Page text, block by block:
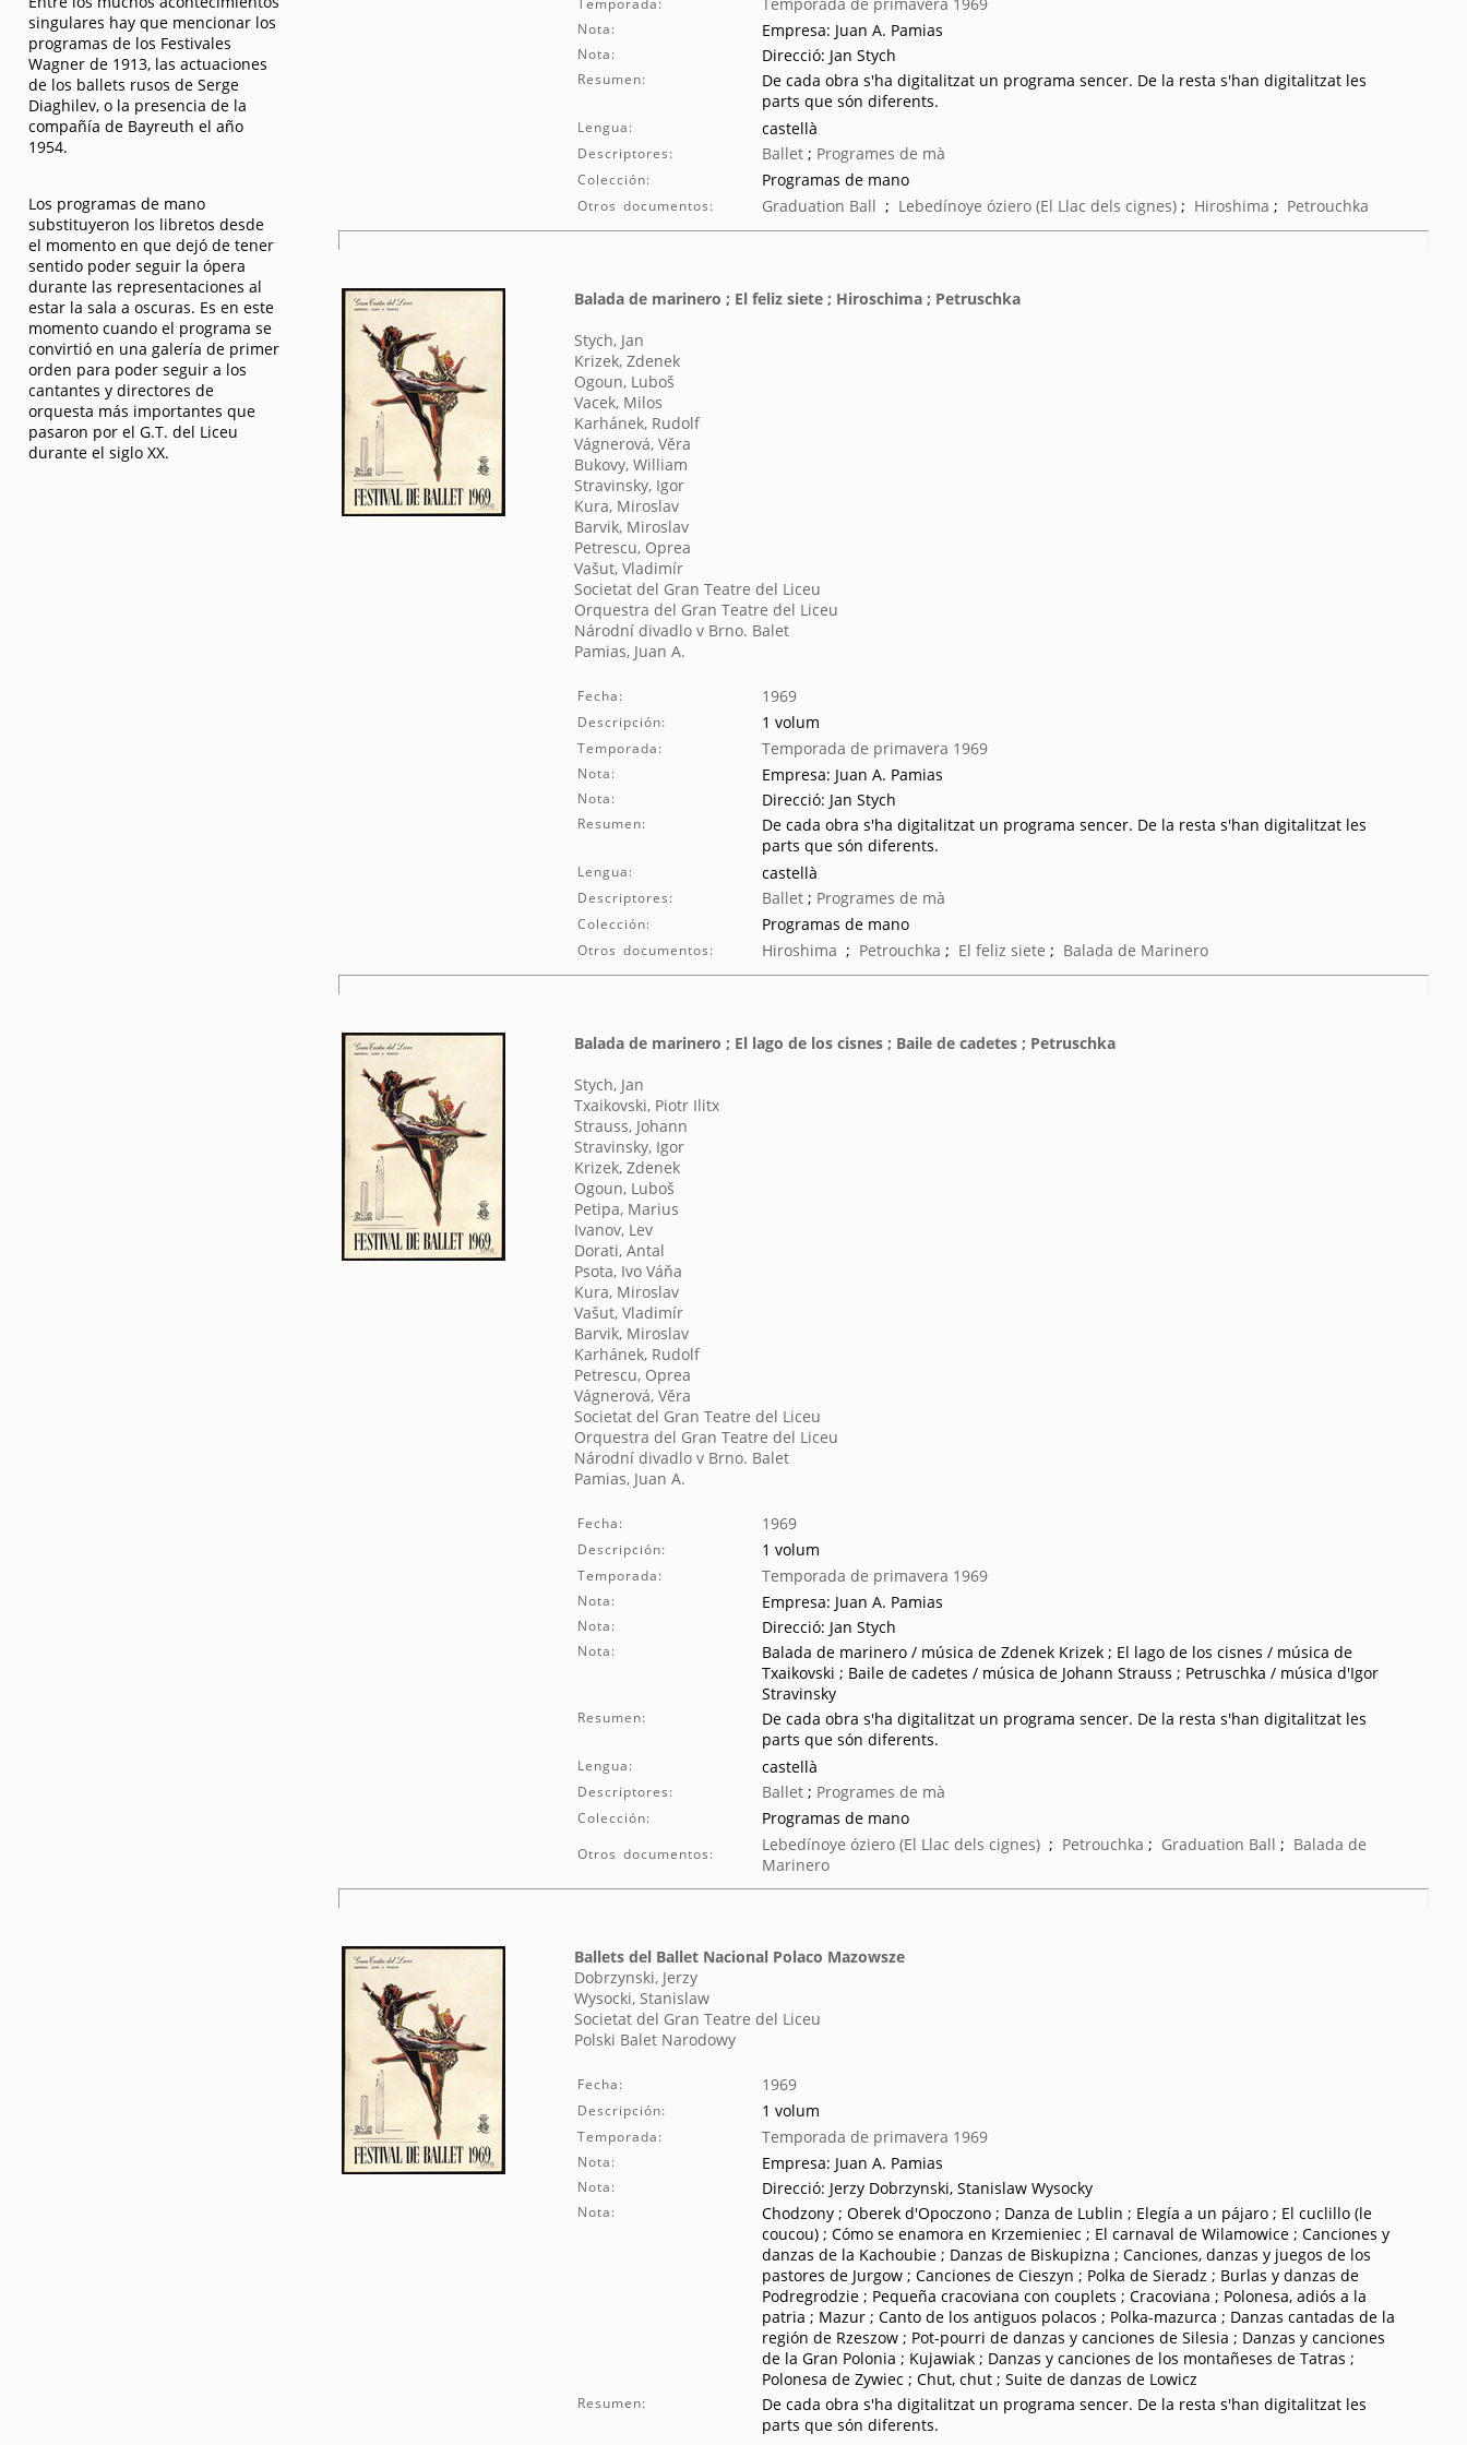
singulares hay que mencionar los
programas de los Festivales
Wagner de 1913, las actuaciones
de los ballets rusos de Serge
Diaghilev, o la presencia de la
compañía de Bayreuth el año
1954.
Los programas de mano
substituyeron los libretos desde
el momento en que dejó de tener
sentido poder seguir la ópera
durante las representaciones al
estar la sala a oscuras. Es en este
momento cuando el programa se
convirtió en una galería de primer
orden para poder seguir a los
cantantes y directores de
orquesta más importantes que
pasaron por el G.T. del Liceu
durante el siglo XX.
Temporada:
Nota: Empresa: Juan A. Pamias
Nota: Direcció: Jan Stych
Resumen:
De cada obra s'ha digitalitzat un programa sencer. De la resta s'han digitalitzat les
parts que són diferents.
Lengua: castellà
Descriptores: Ballet; Programes de mà
Colección: Programas de mano
Otros documentos: Graduation Ball ; Lebedínoye óziero (El Llac dels cignes); Hiroshima ; Petrouchka
Balada de marinero ; El feliz siete ; Hiroschima ; Petruschka
Stych, Jan
Krizek, Zdenek
Ogoun, Luboš
Vacek, Milos
Karhánek, Rudolf
Vágnerová, Věra
Bukovy, William
Stravinsky, Igor
Kura, Miroslav
Barvik, Miroslav
Petrescu, Oprea
Vašut, Vladimír
Societat del Gran Teatre del Liceu
Orquestra del Gran Teatre del Liceu
Národní divadlo v Brno. Balet
Pamias, Juan A.
Fecha: 1969
Descripción: 1 volum
Temporada: Temporada de primavera 1969
Nota: Empresa: Juan A. Pamias
Nota: Direcció: Jan Stych
Resumen:
De cada obra s'ha digitalitzat un programa sencer. De la resta s'han digitalitzat les
parts que són diferents.
Lengua: castellà
Descriptores: Ballet; Programes de mà
Colección: Programas de mano
Otros documentos: Hiroshima ; Petrouchka ; El feliz siete ; Balada de Marinero
Balada de marinero ; El lago de los cisnes ; Baile de cadetes ; Petruschka
Stych, Jan
Txaikovski, Piotr Ilitx
Strauss, Johann
Stravinsky, Igor
Krizek, Zdenek
Ogoun, Luboš
Petipa, Marius
Ivanov, Lev
Dorati, Antal
Psota, Ivo Váňa
Kura, Miroslav
Vašut, Vladimír
Barvik, Miroslav
Karhánek, Rudolf
Petrescu, Oprea
Vágnerová, Věra
Societat del Gran Teatre del Liceu
Orquestra del Gran Teatre del Liceu
Národní divadlo v Brno. Balet
Pamias, Juan A.
Fecha: 1969
Descripción: 1 volum
Temporada: Temporada de primavera 1969
Nota: Empresa: Juan A. Pamias
Nota: Direcció: Jan Stych
Nota:
Balada de marinero / música de Zdenek Krizek ; El lago de los cisnes / música de
Txaikovski ; Baile de cadetes / música de Johann Strauss ; Petruschka / música d'Igor
Stravinsky
Resumen:
De cada obra s'ha digitalitzat un programa sencer. De la resta s'han digitalitzat les
parts que són diferents.
Lengua: castellà
Descriptores: Ballet; Programes de mà
Colección: Programas de mano
Otros documentos: Lebedínoye óziero (El Llac dels cignes); Petrouchka ; Graduation Ball ; Balada de
Marinero
Ballets del Ballet Nacional Polaco Mazowsze
Dobrzynski, Jerzy
Wysocki, Stanislaw
Societat del Gran Teatre del Liceu
Polski Balet Narodowy
Fecha: 1969
Descripción: 1 volum
Temporada: Temporada de primavera 1969
Nota: Empresa: Juan A. Pamias
Nota: Direcció: Jerzy Dobrzynski, Stanislaw Wysocky
Nota:
Chodzony ; Oberek d'Opoczono ; Danza de Lublin ; Elegía a un pájaro ; El cuclillo (le
coucou) ; Cómo se enamora en Krzemieniec ; El carnaval de Wilamowice ; Canciones y
danzas de la Kachoubie ; Danzas de Biskupizna ; Canciones, danzas y juegos de los
pastores de Jurgow ; Canciones de Cieszyn ; Polka de Sieradz ; Burlas y danzas de
Podregrodzie ; Pequeña cracoviana con couplets ; Cracoviana ; Polonesa, adiós a la
patria ; Mazur ; Canto de los antiguos polacos ; Polka-mazurca ; Danzas cantadas de la
región de Rzeszow ; Pot-pourri de danzas y canciones de Silesia ; Danzas y canciones
de la Gran Polonia ; Kujawiak ; Danzas y canciones de los montañeses de Tatras ;
Polonesa de Zywiec ; Chut, chut ; Suite de danzas de Lowicz
Resumen:
De cada obra s'ha digitalitzat un programa sencer. De la resta s'han digitalitzat les
parts que són diferents.